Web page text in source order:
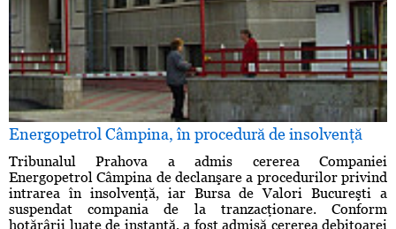
Energopetrol Câmpina, în procedură de insolvenţă
Tribunalul Prahova a admis cererea Companiei
Energopetrol Câmpina de declanşare a procedurilor privind
intrarea în insolvenţă, iar Bursa de Valori Bucureşti a
suspendat compania de la tranzacţionare. Conform
hotărârii luate de instanţă, a fost admisă cererea debitoarei